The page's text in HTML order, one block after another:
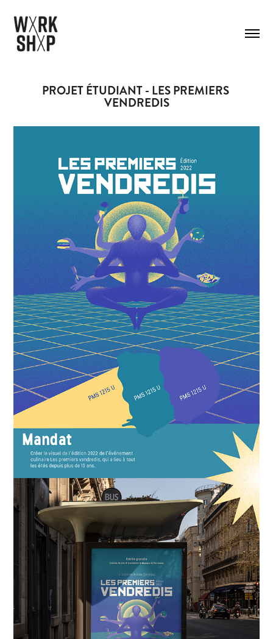
PROJET ÉTUDIANT - LES PREMIERS
VENDREDIS